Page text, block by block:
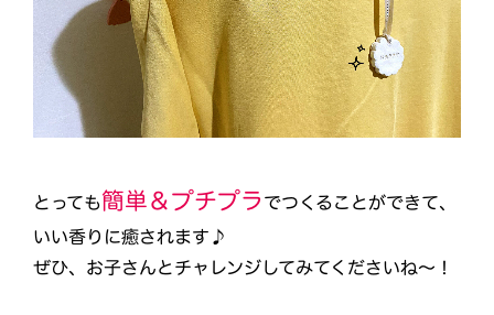
とっても簡単＆プチプラ でつくることができて、
いい香りに癒されます♪
ぜひ、お子さんとチャレンジしてみてくださいね～！